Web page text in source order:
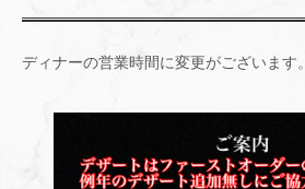
ディナーの営業時間に変更がございます。